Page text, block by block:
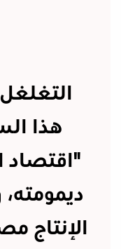
هذا
"اقتصاد
الإنتاج